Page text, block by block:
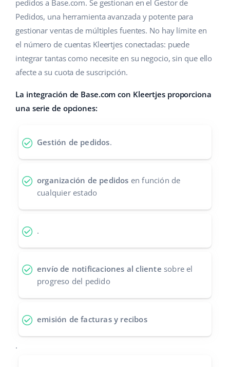
Gestión de envíos
Automatizaciones
Base Connect
IA para e-commerce
Hogar y jardinería
Productos infantiles
Electrónica
Piezas de automóviles
Supermercado
Moda
Ayuda
Base Academy
Blog
Implementación de sistemas
Calculadora de beneficios
Contáctanos
english (GB)
english (IN)
deutsch
español (MX)
Français
polski
português (BR)
中文
pedidos a Base.com. Se gestionan en el Gestor de
Pedidos, una herramienta avanzada y potente para
gestionar ventas de múltiples fuentes. No hay límite en
el número de cuentas Kleertjes conectadas: puede
integrar tantas como necesite en su negocio, sin que ello
afecte a su cuota de suscripción.
La integración de Base.com con Kleertjes proporciona
una serie de opciones:
Gestión de pedidos.
organización de pedidos en función de
cualquier estado
.
envío de notificaciones al cliente sobre el
progreso del pedido
emisión de facturas y recibos
.